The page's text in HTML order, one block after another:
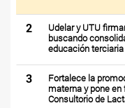
2
Udelar y UTU
buscando
educación
3
Fortalece la
materna y pone
Consultorio de